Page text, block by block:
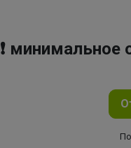
минимальное